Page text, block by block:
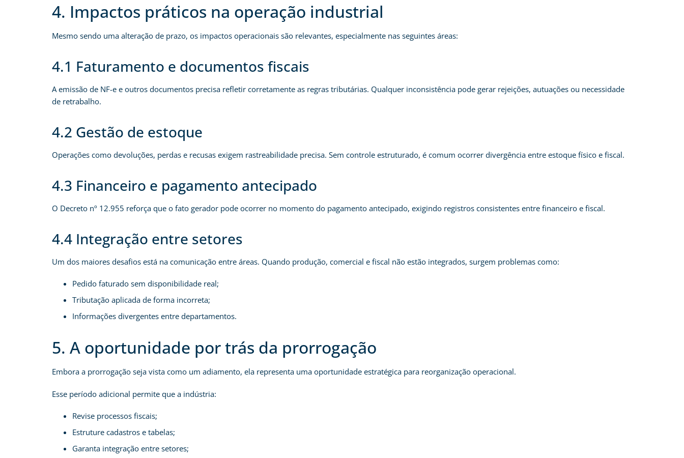
4. Impactos práticos na operação industrial
Mesmo sendo uma alteração de prazo, os impactos operacionais são relevantes, especialmente nas seguintes áreas:
4.1 Faturamento e documentos fiscais
A emissão de NF-e e outros documentos precisa refletir corretamente as regras tributárias. Qualquer inconsistência pode gerar rejeições, autuações ou necessidade
de retrabalho.
4.2 Gestão de estoque
Operações como devoluções, perdas e recusas exigem rastreabilidade precisa. Sem controle estruturado, é comum ocorrer divergência entre estoque físico e fiscal.
4.3 Financeiro e pagamento antecipado
O Decreto nº 12.955 reforça que o fato gerador pode ocorrer no momento do pagamento antecipado, exigindo registros consistentes entre financeiro e fiscal.
4.4 Integração entre setores
Um dos maiores desafios está na comunicação entre áreas. Quando produção, comercial e fiscal não estão integrados, surgem problemas como:
Pedido faturado sem disponibilidade real;
Tributação aplicada de forma incorreta;
Informações divergentes entre departamentos.
5. A oportunidade por trás da prorrogação
Embora a prorrogação seja vista como um adiamento, ela representa uma oportunidade estratégica para reorganização operacional.
Esse período adicional permite que a indústria:
Revise processos fiscais;
Estruture cadastros e tabelas;
Garanta integração entre setores;